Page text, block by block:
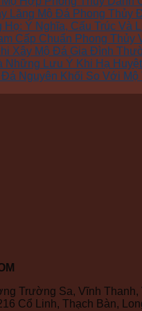
Lăng Mộ Đá Phong Thủy
Họ: Ý Nghĩa, Cấu Trúc Và
Cấp Chuẩn Phong
Xây Mộ Đá Gia Đình
Những Lưu Ý Khi Hạ Huyệt
Nguyên Khối So Với
Trường Sa, Vĩnh
Cổ Linh, Thạch Bàn,